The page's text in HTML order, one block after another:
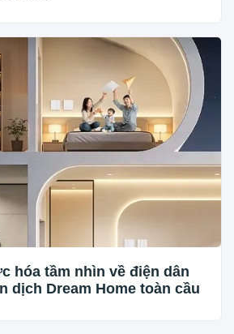
hóa tầm nhìn về điện dân
dịch Dream Home toàn cầu